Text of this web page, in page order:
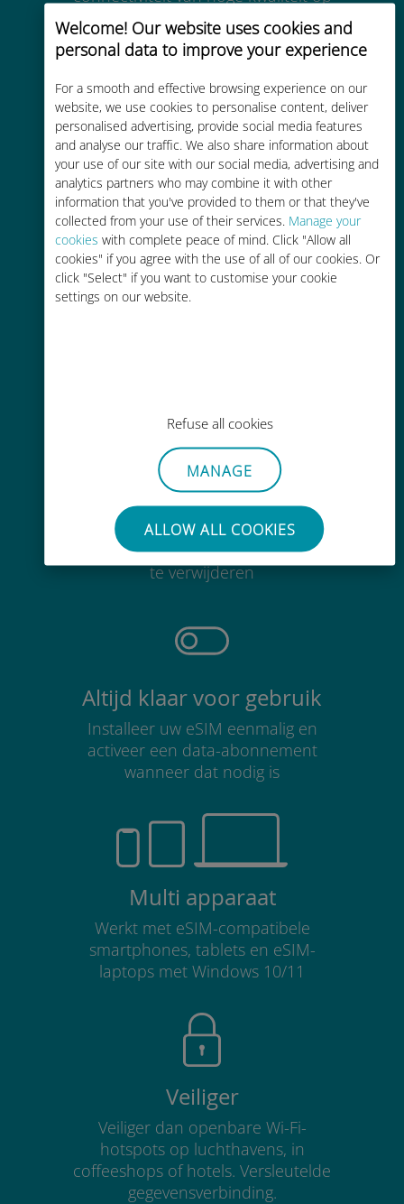
Welcome! Our website uses cookies and
personal data to improve your experience
For a smooth and effective browsing experience on our
website, we use cookies to personalise content, deliver
personalised advertising, provide social media features
and analyse our traffic. We also share information about
your use of our site with our social media, advertising and
analytics partners who may combine it with other
information that you've provided to them or that they've
collected from your use of their services. Manage your
cookies with complete peace of mind. Click "Allow all
cookies" if you agree with the use of all of our cookies. Or
click "Select" if you want to customise your cookie
settings on our website.
Refuse all cookies
MANAGE
ALLOW ALL COOKIES
meer dan 200 bestemmingen
Kosteneffectief
Tot 90% goedkoper dan
roamingkosten bij je huidige
provider
Moeiteloos
Je hoeft je bestaande simkaart niet
te verwijderen
Altijd klaar voor gebruik
Installeer uw eSIM eenmalig en
activeer een data-abonnement
wanneer dat nodig is
Multi apparaat
Werkt met eSIM-compatibele
smartphones, tablets en eSIM-
laptops met Windows 10/11
Veiliger
Veiliger dan openbare Wi-Fi-
hotspots op luchthavens, in
coffeeshops of hotels. Versleutelde
gegevensverbinding.